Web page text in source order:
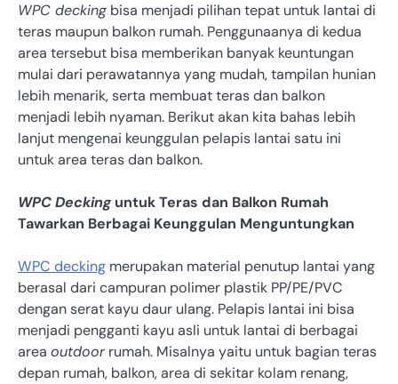
WPC decking bisa menjadi pilihan tepat untuk lantai di
teras maupun balkon rumah. Penggunaanya di kedua
area tersebut bisa memberikan banyak keuntungan
mulai dari perawatannya yang mudah, tampilan hunian
lebih menarik, serta membuat teras dan balkon
menjadi lebih nyaman. Berikut akan kita bahas lebih
lanjut mengenai keunggulan pelapis lantai satu ini
untuk area teras dan balkon.
WPC Deckinguntuk Teras dan Balkon Rumah
Tawarkan Berbagai Keunggulan Menguntungkan
WPC decking merupakan material penutup lantai yang
berasal dari campuran polimer plastik PP/PE/PVC
dengan serat kayu daur ulang. Pelapis lantai ini bisa
menjadi pengganti kayu asli untuk lantai di berbagai
area outdoorrumah. Misalnya yaitu untuk bagian teras
depan rumah, balkon, area di sekitar kolam renang,